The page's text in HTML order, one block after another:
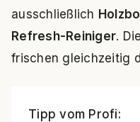
ausschließlich
Refresh-Reiniger.
frischen gleichzeitig
Tipp vom Profi: